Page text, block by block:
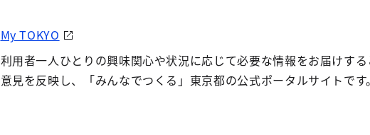
My TOKYO
利用者一人ひとりの興味関心や状況に応じて必要な情報をお届けす
意見を反映し、「みんなでつくる」東京都の公式ポータルサイトです。